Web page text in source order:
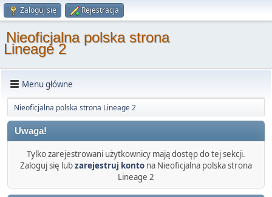
Zaloguj się Rejestracja
Nieoficjalna polska strona
Lineage 2
Menu główne
Nieoficjalna polska strona Lineage 2
Uwaga!
Tylko zarejestrowani użytkownicy mają dostęp do tej sekcji.
Zaloguj się lubzarejestruj konto na Nieoficjalna polska strona
Lineage 2